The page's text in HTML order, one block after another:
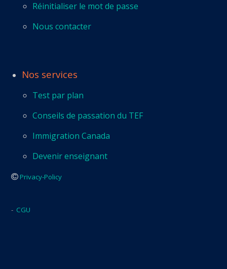
Réinitialiser le mot de passe
Nous contacter
Nos services
Test par plan
Conseils de passation du TEF
Immigration Canada
Devenir enseignant
Privacy-Policy
- CGU